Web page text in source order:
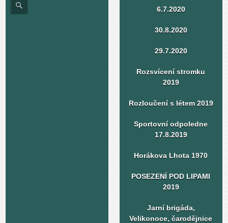
6.7.2020
30.8.2020
29.7.2020
Rozsvícení stromku
2019
Rozloučení s létem 2019
Sportovní odpoledne
17.8.2019
Horákova Lhota 1970
POSEZENÍ POD LIPAMI
2019
Jarní brigáda,
Velikonoce, čarodějnice